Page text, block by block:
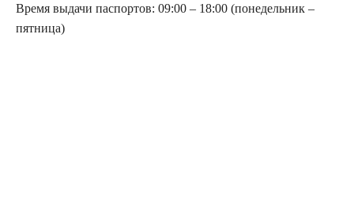
Время выдачи паспортов: 09:00 – 18:00 (понедельник –
пятница)